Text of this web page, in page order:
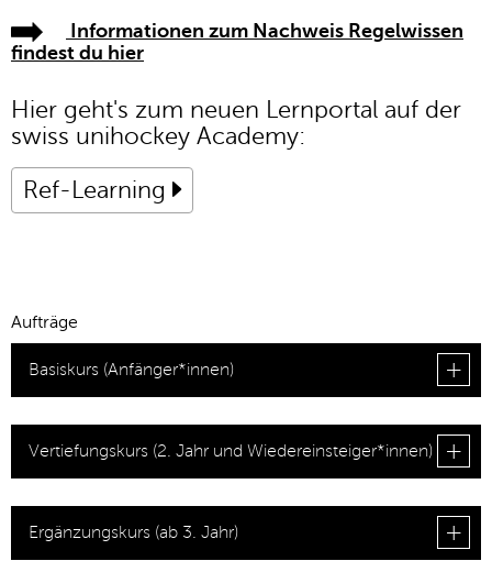
Informationen zum Nachweis Regelwissen
findest du hier
Hier geht's zum neuen Lernportal auf der
swiss unihockey Academy:
Ref-Learning
Aufträge
Basiskurs (Anfänger*innen)
Vertiefungskurs (2. Jahr und Wiedereinsteiger*innen)
Ergänzungskurs (ab 3. Jahr)